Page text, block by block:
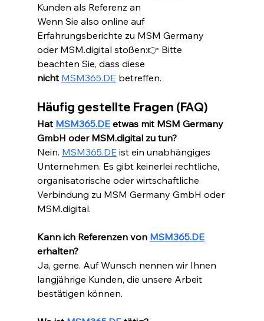
Kunden als Referenz an
Wenn Sie also online auf
Erfahrungsberichte zu MSM Germany
oder MSM.digital stoßen:👉 Bitte
beachten Sie, dass diese
nicht MSM365.DE betreffen.
Häufig gestellte Fragen (FAQ)
Hat MSM365.DE etwas mit MSM Germany
GmbH oder MSM.digital zu tun?
Nein. MSM365.DE ist ein unabhängiges
Unternehmen. Es gibt keinerlei rechtliche,
organisatorische oder wirtschaftliche
Verbindung zu MSM Germany GmbH oder
MSM.digital.
Kann ich Referenzen von MSM365.DE
erhalten?
Ja, gerne. Auf Wunsch nennen wir Ihnen
langjährige Kunden, die unsere Arbeit
bestätigen können.